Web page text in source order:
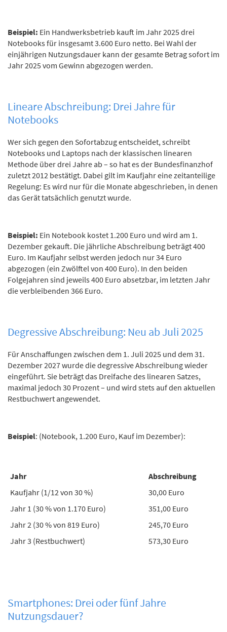
Beispiel: Ein Handwerksbetrieb kauft im Jahr 2025 drei
Notebooks für insgesamt 3.600 Euro netto. Bei Wahl der
einjährigen Nutzungsdauer kann der gesamte Betrag sofort im
Jahr 2025 vom Gewinn abgezogen werden.
Lineare Abschreibung: Drei Jahre für
Notebooks
Wer sich gegen den Sofortabzug entscheidet, schreibt
Notebooks und Laptops nach der klassischen linearen
Methode über drei Jahre ab – so hat es der Bundesfinanzhof
zuletzt 2012 bestätigt. Dabei gilt im Kaufjahr eine zeitanteilige
Regelung: Es wird nur für die Monate abgeschrieben, in denen
das Gerät tatsächlich genutzt wurde.
Beispiel: Ein Notebook kostet 1.200 Euro und wird am 1.
Dezember gekauft. Die jährliche Abschreibung beträgt 400
Euro. Im Kaufjahr selbst werden jedoch nur 34 Euro
abgezogen (ein Zwölftel von 400 Euro). In den beiden
Folgejahren sind jeweils 400 Euro absetzbar, im letzten Jahr
die verbleibenden 366 Euro.
Degressive Abschreibung: Neu ab Juli 2025
Für Anschaffungen zwischen dem 1. Juli 2025 und dem 31.
Dezember 2027 wurde die degressive Abschreibung wieder
eingeführt. Sie beträgt das Dreifache des linearen Satzes,
maximal jedoch 30 Prozent – und wird stets auf den aktuellen
Restbuchwert angewendet.
Beispiel: (Notebook, 1.200 Euro, Kauf im Dezember):
Jahr
Abschreibung
Kaufjahr (1/12 von 30 %)
30,00 Euro
Jahr 1 (30 % von 1.170 Euro)
351,00 Euro
Jahr 2 (30 % von 819 Euro)
245,70 Euro
Jahr 3 (Restbuchwert)
573,30 Euro
Smartphones: Drei oder fünf Jahre
Nutzungsdauer?